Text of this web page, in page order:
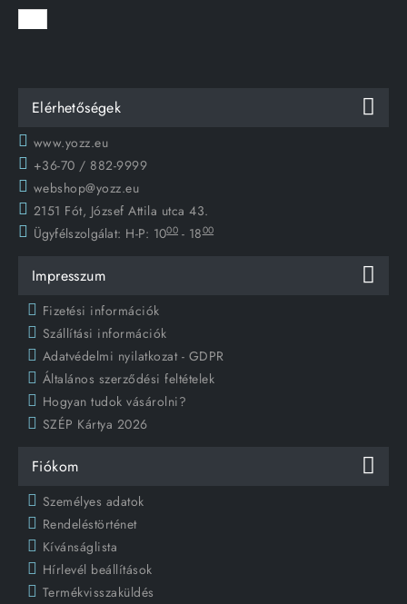
Elérhetőségek
www.yozz.eu
+36-70 / 882-9999
webshop@yozz.eu
2151 Fót, József Attila utca 43.
Ügyfélszolgálat: H-P: 1000 - 1800
Impresszum
Fizetési információk
Szállítási információk
Adatvédelmi nyilatkozat - GDPR
Általános szerződési feltételek
Hogyan tudok vásárolni?
SZÉP Kártya 2026
Fiókom
Személyes adatok
Rendeléstörténet
Kívánságlista
Hírlevél beállítások
Termékvisszaküldés